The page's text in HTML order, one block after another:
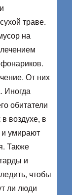
траве.
на
От них
Иногда
обитатели
воздухе, в
и умирают
Также
и
чтобы
ли люди